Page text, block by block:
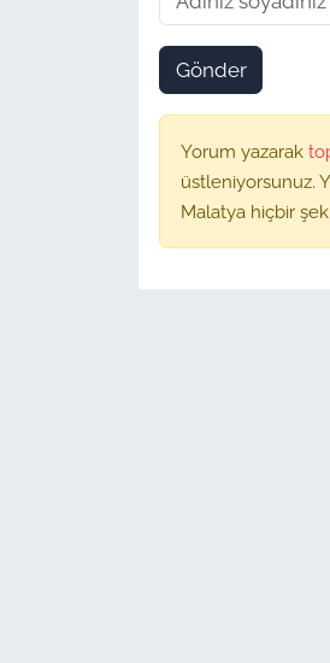
Gönder
Yorum yazarak
üstleniyorsunuz.
Malatya hiçbir